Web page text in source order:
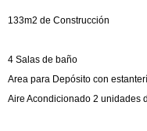
133m2 de Construcción
4 Salas de baño
Area para Depósito con
Aire Acondicionado 2 unidades